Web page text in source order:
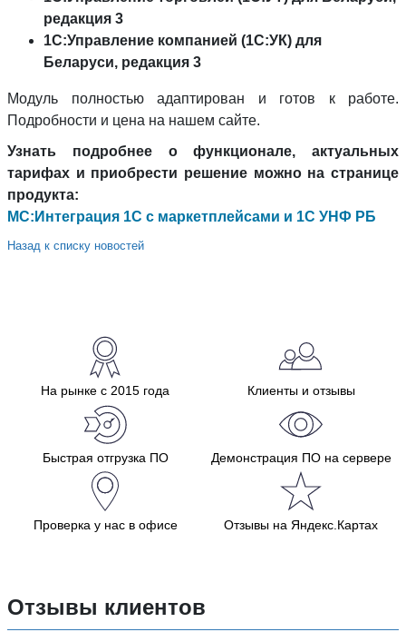
редакция 3
1С:Управление компанией (1С:УК) для
Беларуси, редакция 3
Модуль полностью адаптирован и готов к работе.
Подробности и цена на нашем сайте.
Узнать подробнее о функционале, актуальных
тарифах и приобрести решение можно на странице
продукта:
МС:Интеграция 1C с маркетплейсами и 1C УНФ РБ
Назад к списку новостей
На рынке с 2015 года Клиенты и отзывы
Быстрая отгрузка ПО Демонстрация ПО на сервере
Проверка у нас в офисе Отзывы на Яндекс.Картах
Отзывы клиентов